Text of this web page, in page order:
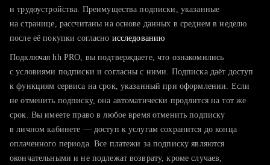
тратите много времени на поиск и вручную поднимаете
хотите сравнить себя с конкурентами и оценить шансы
и трудоустройства. Преимущества подписки, указанные
на странице, рассчитаны на основе данных в среднем в неделю
после её покупки согласно исследованию
Подключая hh PRO, вы подтверждаете, что ознакомились
с условиями подписки и согласны с ними. Подписка даёт доступ
к функциям сервиса на срок, указанный при оформлении. Если
не отменить подписку, она автоматически продлится на тот же
срок. Вы имеете право в любое время отменить подписку
в личном кабинете — доступ к услугам сохранится до конца
оплаченного периода. Все платежи за подписку являются
окончательными и не подлежат возврату, кроме случаев,